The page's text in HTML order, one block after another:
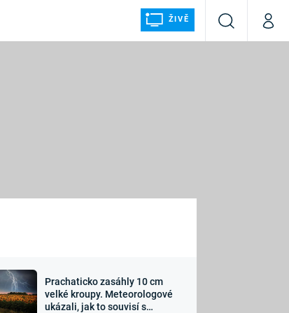
ŽIVĚ
VyhledáváníMůj
Sledujte nás
Prachaticko zasáhly 10 cm
velké kroupy. Meteorologové
ukázali, jak to souvisí s